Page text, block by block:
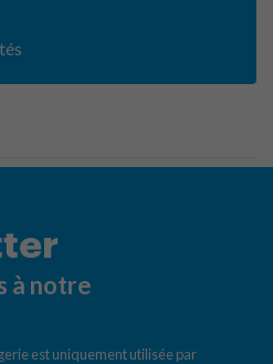
à notre
est uniquement utilisée par